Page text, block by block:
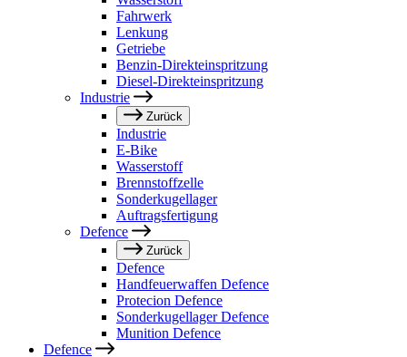
Fahrwerk
Lenkung
Getriebe
Benzin-Direkteinspritzung
Diesel-Direkteinspritzung
Industrie
Zurück
Industrie
E-Bike
Wasserstoff
Brennstoffzelle
Sonderkugellager
Auftragsfertigung
Defence
Zurück
Defence
Handfeuerwaffen Defence
Protecion Defence
Sonderkugellager Defence
Munition Defence
Defence